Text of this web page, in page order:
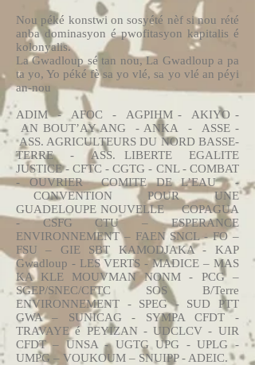
Nou péké konstwi on sosyété nèf si nou rété
anba dominasyon é pwofitasyon kapitalis é
kolonyalis.
La Gwadloup sé tan nou, La Gwadloup a pa
ta yo, Yo péké fè sa yo vlé, sa yo vlé an péyi
an-nou
ADIM - AFOC - AGPIHM - AKIYO -
AN BOUT’AY ANG - ANKA - ASSE -
ASS. AGRICULTEURS DU NORD BASSE-
TERRE - ASS. LIBERTE EGALITE
JUSTICE - CFTC - CGTG - CNL - COMBAT
- OUVRIER COMITE DE L’EAU -
CONVENTION POUR UNE
GUADELOUPE NOUVELLE COPAGUA
- CSFG CTU – ESPERANCE
ENVIRONNEMENT – FAEN SNCL - FO –
FSU – GIE SBT KAMODJAKA - KAP
Gwadloup - LES VERTS - MADICE – MAS
KA KLE MOUVMAN NONM - PCG –
SGEP/SNEC/CFTC SOS B/Terre
ENVIRONNEMENT - SPEG - SUD PTT
GWA – SUNICAG - SYMPA CFDT -
TRAVAYE é PEYIZAN - UDCLCV - UIR
CFDT – UNSA - UGTG UPG - UPLG -
UMPG – VOUKOUM – SNUIPP - ADEIC.